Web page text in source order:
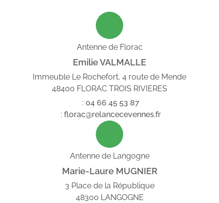
Antenne de Florac
Emilie VALMALLE
Immeuble Le Rochefort, 4 route de Mende
48400 FLORAC TROIS RIVIERES
: 04 66 45 53 87
: florac@relancecevennes.fr
Antenne de Langogne
Marie-Laure MUGNIER
3 Place de la République
48300 LANGOGNE